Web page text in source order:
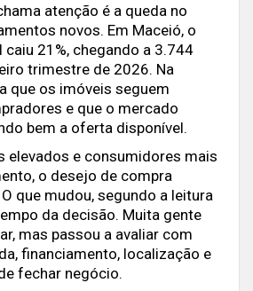
atenção é a queda no
novos. Em Maceió, o
21%, chegando a 3.744
trimestre de 2026. Na
que os imóveis seguem
e que o mercado
bem a oferta disponível.
elevados e consumidores mais
o desejo de compra
que mudou, segundo a leitura
da decisão. Muita gente
mas passou a avaliar com
financiamento, localização e
fechar negócio.